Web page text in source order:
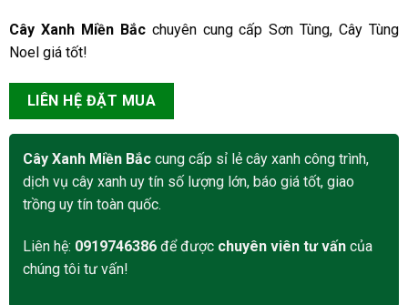
Cây Xanh Miền Bắcchuyên cung cấp Sơn Tùng, Cây Tùng
Noel giá tốt!
LIÊN HỆ ĐẶT MUA
Cây Xanh Miền Bắccung cấp sỉ lẻ cây xanh công trình,
dịch vụ cây xanh uy tín số lượng lớn, báo giá tốt, giao
trồng uy tín toàn quốc.
Liên hệ: 0919746386để được chuyên viên tư vấncủa
chúng tôi tư vấn!